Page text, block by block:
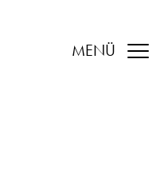
MENÜ